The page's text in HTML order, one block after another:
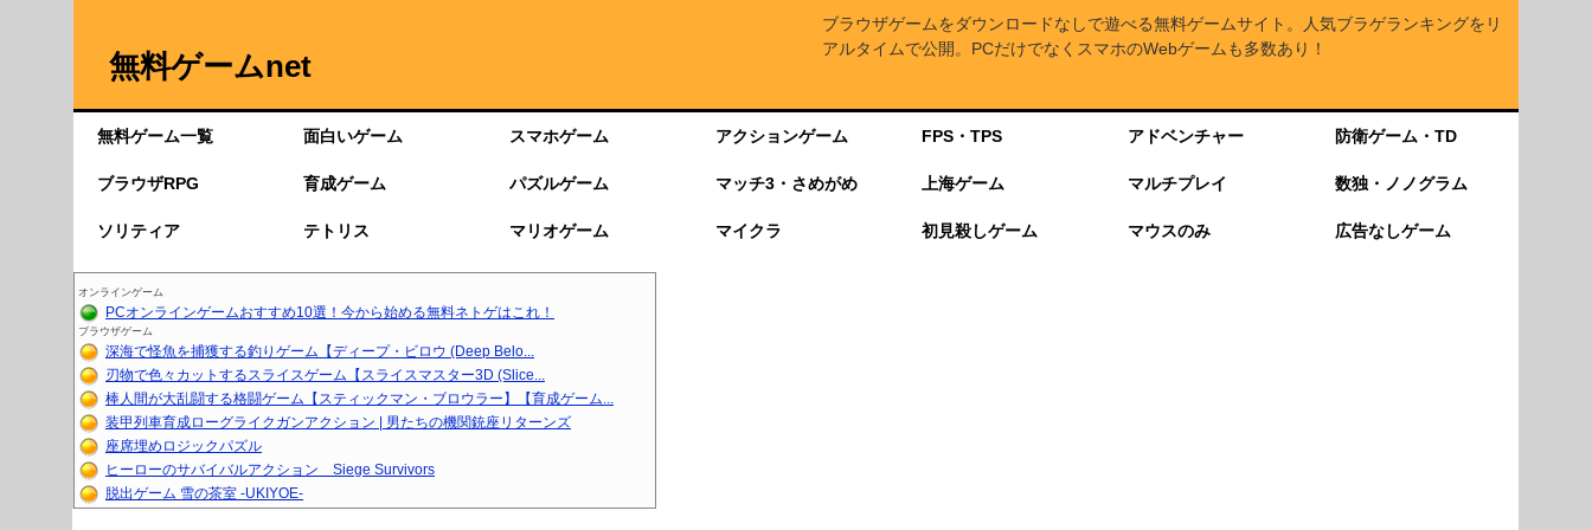
無料ゲームnet
ブラウザゲームをダウンロードなしで遊べる無料ゲームサイト。人気ブラゲランキングをリ
アルタイムで公開。PCだけでなくスマホのWebゲームも多数あり！
無料ゲーム一覧 面白いゲーム スマホゲーム アクションゲーム FPS・TPS アドベンチャー 防衛ゲーム・TD
ブラウザRPG 育成ゲーム パズルゲーム マッチ3・さめがめ 上海ゲーム マルチプレイ 数独・ノノグラム
ソリティア テトリス マリオゲーム マイクラ 初見殺しゲーム マウスのみ 広告なしゲーム
オンラインゲーム
PCオンラインゲームおすすめ10選！今から始める無料ネトゲはこれ！
ブラウザゲーム
深海で怪魚を捕獲する釣りゲーム【ディープ・ビロウ (Deep Belo...
刃物で色々カットするスライスゲーム【スライスマスター3D (Slice...
棒人間が大乱闘する格闘ゲーム【スティックマン・ブロウラー】【育成ゲーム...
装甲列車育成ローグライクガンアクション | 男たちの機関銃座リターンズ
座席埋めロジックパズル
ヒーローのサバイバルアクション Siege Survivors
脱出ゲーム 雪の茶室 -UKIYOE-